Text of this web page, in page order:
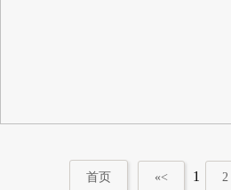
首页 «< 1 2